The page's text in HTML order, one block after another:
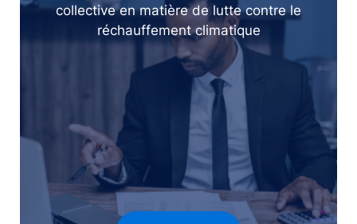
collective en matière de lutte contre le
réchauffement climatique